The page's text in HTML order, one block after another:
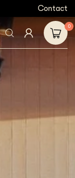
Gratis
Contact
0